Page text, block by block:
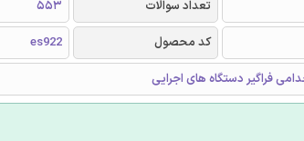
تعداد سوالات
553
کد محصول
es922
فراگیر دستگاه های اجرایی